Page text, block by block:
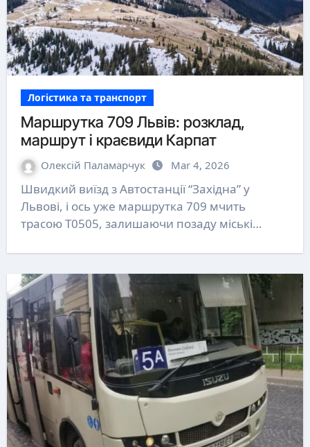
Логістика та транспорт
Маршрутка 709 Львів: розклад,
маршрут і краєвиди Карпат
Олексій Паламарчук Mar 4, 2026
Швидкий виїзд з Автостанції “Західна” у
Львові, і ось уже маршрутка 709 мчить
трасою Т0505, залишаючи позаду міські…